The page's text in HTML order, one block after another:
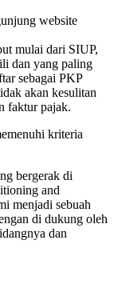
website
mulai dari SIUP,
dan yang paling
sebagai PKP
akan kesulitan
faktur pajak.
kriteria
bergerak di
and
menjadi sebuah
di dukung oleh
dan